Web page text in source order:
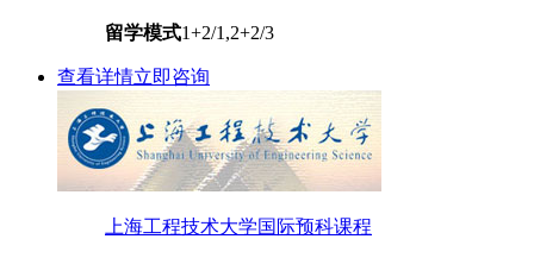
留学模式1+2/1,2+2/3
查看详情立即咨询
上海工程技术大学国际预科课程